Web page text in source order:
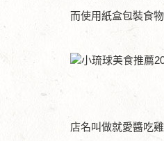
而使用紙盒包裝食
店名叫做就愛醬吃